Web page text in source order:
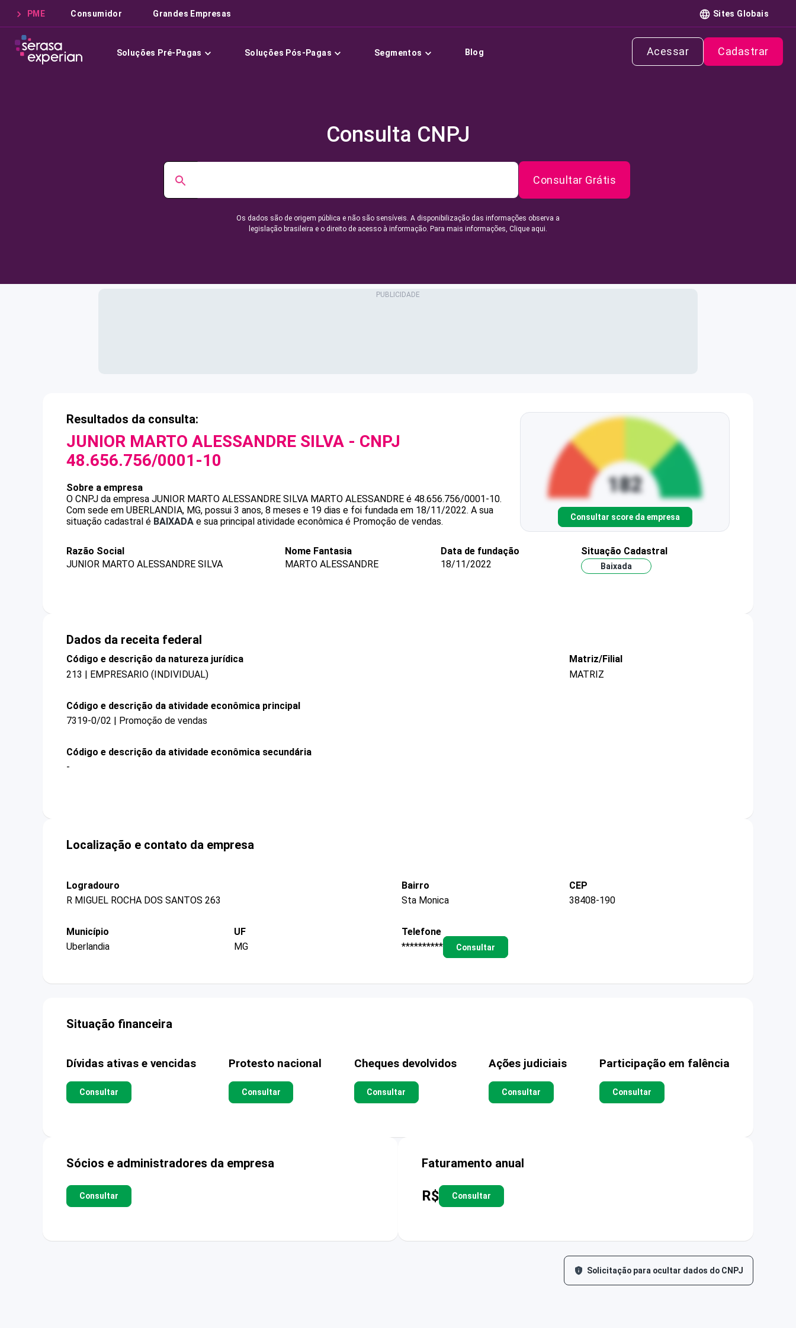
PME Consumidor Grandes Empresas Sites Globais
Soluções Pré-Pagas Soluções Pós-Pagas Segmentos Blog Acessar Cadastrar
Consulta CNPJ
Consultar Grátis
Os dados são de origem pública e não são sensíveis. A disponibilização das informações observa a
legislação brasileira e o direito de acesso à informação. Para mais informações, Clique aqui.
Resultados da consulta:
JUNIOR MARTO ALESSANDRE SILVA - CNPJ
48.656.756/0001-10
Sobre a empresa
O CNPJ da empresa JUNIOR MARTO ALESSANDRE SILVA MARTO ALESSANDRE é 48.656.756/0001-10.
Com sede em UBERLANDIA, MG, possui 3 anos, 8 meses e 19 dias e foi fundada em 18/11/2022. A sua
situação cadastral é BAIXADA e sua principal atividade econômica é Promoção de vendas. Consultar score da empresa
Razão Social
JUNIOR MARTO ALESSANDRE SILVA
Nome Fantasia
MARTO ALESSANDRE
Data de fundação
18/11/2022
Situação Cadastral
Baixada
Dados da receita federal
Código e descrição da natureza jurídica
213 | EMPRESARIO (INDIVIDUAL)
Matriz/Filial
MATRIZ
Código e descrição da atividade econômica principal
7319-0/02 | Promoção de vendas
Código e descrição da atividade econômica secundária
-
Localização e contato da empresa
Logradouro
R MIGUEL ROCHA DOS SANTOS 263
Bairro
Sta Monica
CEP
38408-190
Município
Uberlandia
UF
MG
Telefone
**********
Consultar
Situação financeira
Dívidas ativas e vencidas
Consultar
Protesto nacional
Consultar
Cheques devolvidos
Consultar
Ações judiciais
Consultar
Participação em falência
Consultar
Sócios e administradores da empresa
Consultar
Faturamento anual
R$ Consultar
Solicitação para ocultar dados do CNPJ